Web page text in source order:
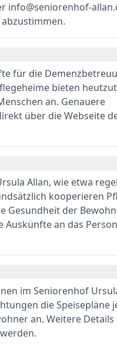
info@seniorenhof-
für die
bieten
an. Genauere
über die Webseite
Allan, wie etwa
kooperieren
Gesundheit der
an das
im Seniorenhof
die Speisepläne
an. Weitere Details